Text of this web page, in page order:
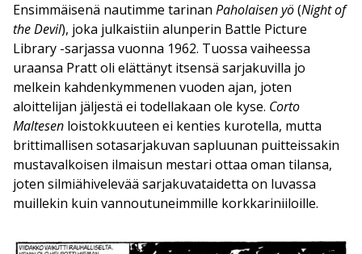
Ensimmäisenä nautimme tarinan Paholaisen yö(Night of
the Devil), joka julkaistiin alunperin Battle Picture
Library -sarjassa vuonna 1962. Tuossa vaiheessa
uraansa Pratt oli elättänyt itsensä sarjakuvilla jo
melkein kahdenkymmenen vuoden ajan, joten
aloittelijan jäljestä ei todellakaan ole kyse. Corto
Maltesen loistokkuuteen ei kenties kurotella, mutta
brittimallisen sotasarjakuvan sapluunan puitteissakin
mustavalkoisen ilmaisun mestari ottaa oman tilansa,
joten silmiähivelevää sarjakuvataidetta on luvassa
muillekin kuin vannoutuneimmille korkkariniiloille.